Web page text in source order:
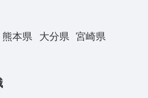
熊本県 大分県
宮崎県